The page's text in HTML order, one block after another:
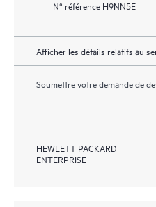
N° référence H9NN5E
Afficher les détails relatifs au
Soumettre votre demande de
HEWLETT PACKARD
ENTERPRISE